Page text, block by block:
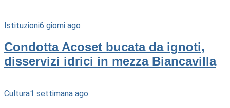
Istituzioni6 giorni ago
Condotta Acoset bucata da ignoti,
disservizi idrici in mezza Biancavilla
Cultura1 settimana ago